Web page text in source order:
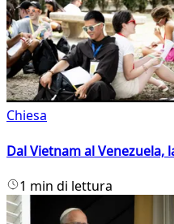
Chiesa
Dal Vietnam al
1 min di lettura